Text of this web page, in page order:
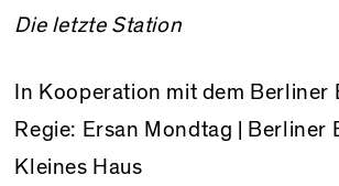
Die letzte Station
In Kooperation mit dem Berliner
Regie: Ersan Mondtag | Berliner
Kleines Haus